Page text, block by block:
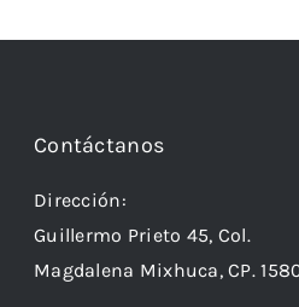
Contáctanos
Dirección:
Guillermo Prieto 45, Col.
Magdalena Mixhuca, CP.